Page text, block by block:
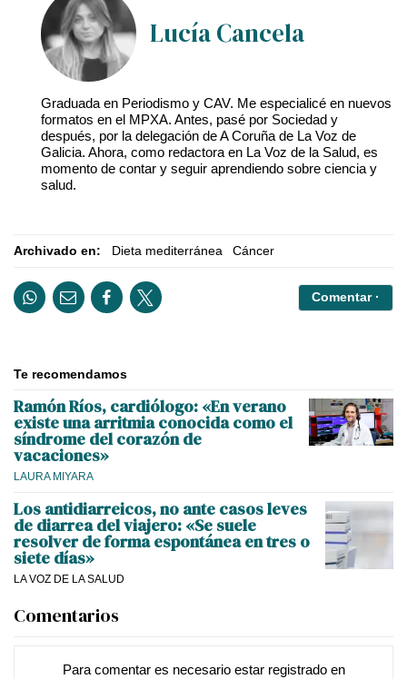
Lucía Cancela
Graduada en Periodismo y CAV. Me especialicé en nuevos
formatos en el MPXA. Antes, pasé por Sociedad y
después, por la delegación de A Coruña de La Voz de
Galicia. Ahora, como redactora en La Voz de la Salud, es
momento de contar y seguir aprendiendo sobre ciencia y
salud.
Archivado en: Dieta mediterránea Cáncer
Comentar ·
Te recomendamos
Ramón Ríos, cardiólogo: «En verano
existe una arritmia conocida como el
síndrome del corazón de
vacaciones»
LAURA MIYARA
Los antidiarreicos, no ante casos leves
de diarrea del viajero: «Se suele
resolver de forma espontánea en tres o
siete días»
LA VOZ DE LA SALUD
Comentarios
Para comentar es necesario estar registradoen